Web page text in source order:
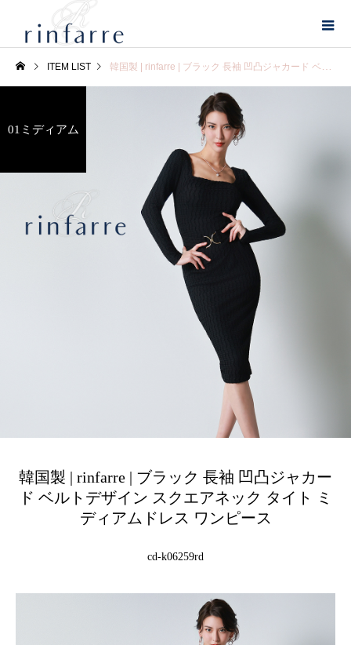
ITEM LIST 韓国製 | rinfarre | ブラック 長袖 凹凸ジャカード ベルトデザイン スクエアネック タイト ミディアムドレス ワンピース
01ミディアム
韓国製 | rinfarre | ブラック 長袖 凹凸ジャカー
ド ベルトデザイン スクエアネック タイト ミ
ディアムドレス ワンピース
cd-k06259rd